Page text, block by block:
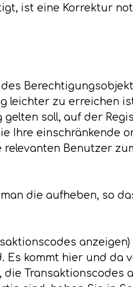
ist eine Korrektur
leichter zu erreichen
gelten soll, auf der
Ihre einschränkende
relevanten Benutzer
die aufheben, so
Es kommt hier und da
Transaktionscodes